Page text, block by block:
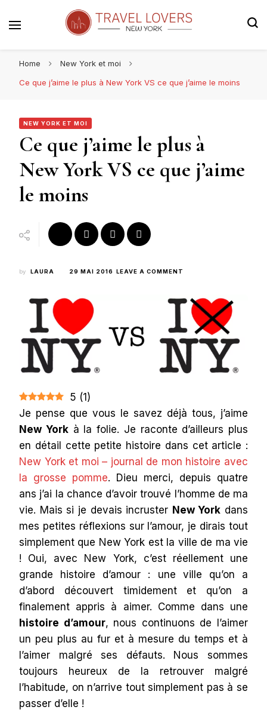
Home
New York et moi
Ce que j’aime le plus à New York VS ce que j’aime le moins
NEW YORK ET MOI
Ce que j’aime le plus à
New York VS ce que j’aime
le moins
by LAURA 29 MAI 2016 LEAVE A COMMENT
J’AIME
PLUS
À
NEW
VS
CE
MOINS
5 (1)
Je pense que vous le savez déjà tous, j’aime
New Yorkà la folie. Je raconte d’ailleurs plus
en détail cette petite histoire dans cet article :
New York et moi – journal de mon histoire avec
la grosse pomme. Dieu merci, depuis quatre
ans j’ai la chance d’avoir trouvé l’homme de ma
vie. Mais si je devais incruster New York dans
mes petites réflexions sur l’amour, je dirais tout
simplement que New York est la ville de ma vie
! Oui, avec New York, c’est réellement une
grande histoire d’amour : une ville qu’on a
d’abord découvert timidement et qu’on a
finalement appris à aimer. Comme dans une
histoire d’amour, nous continuons de l’aimer
un peu plus au fur et à mesure du temps et à
l’aimer malgré ses défauts. Nous sommes
toujours heureux de la retrouver malgré
l’habitude, on n’arrive tout simplement pas à se
passer d’elle !